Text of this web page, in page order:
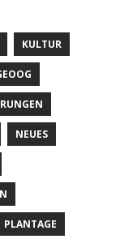
KULTUR
NEUES
PLANTAGE